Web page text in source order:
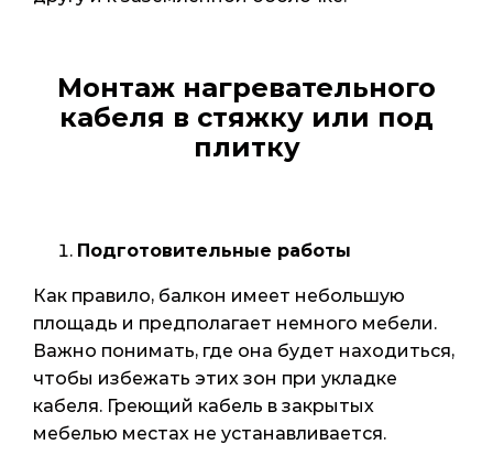
Монтаж нагревательного
кабеля в стяжку или под
плитку
Подготовительные работы
Как правило, балкон имеет небольшую
площадь и предполагает немного мебели.
Важно понимать, где она будет находиться,
чтобы избежать этих зон при укладке
кабеля. Греющий кабель в закрытых
мебелью местах не устанавливается.